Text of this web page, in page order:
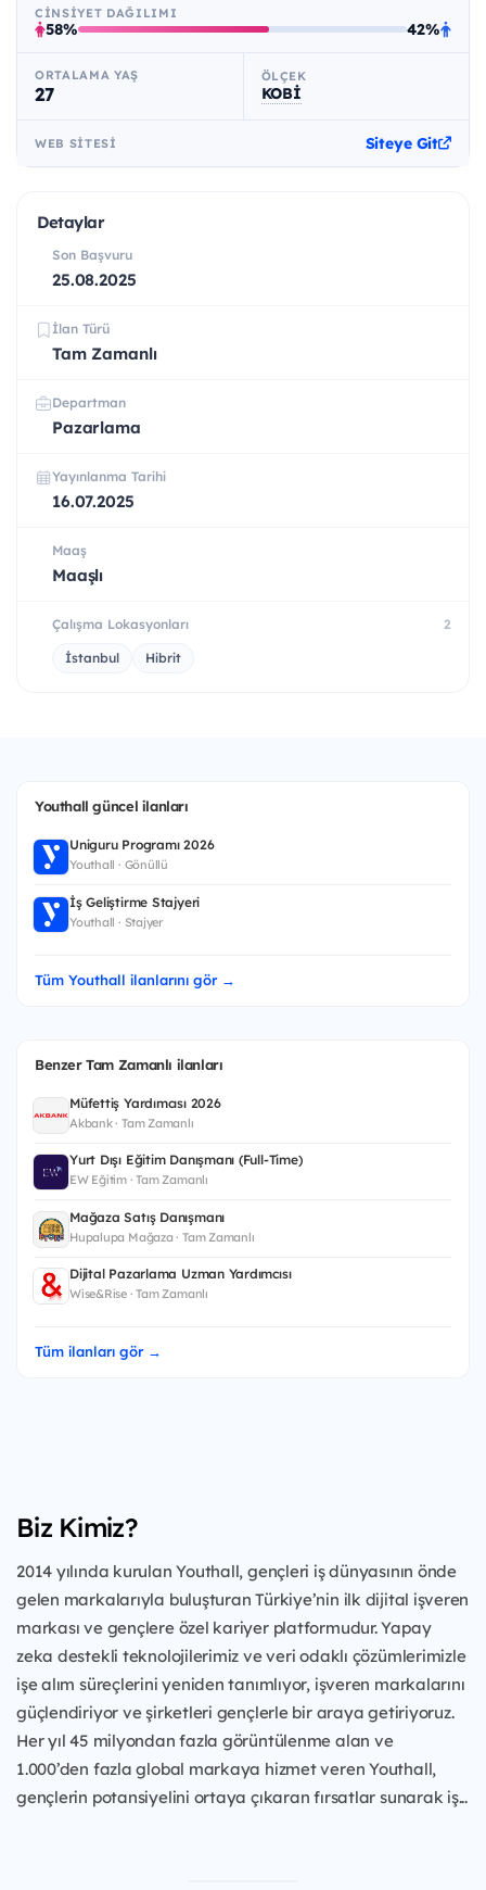
CINSIYET DAĞILIMI
58% 42%
ORTALAMA YAŞ
27
ÖLÇEK
KOBİ
WEB SITESI Siteye Git
Detaylar
Son Başvuru
25.08.2025
İlan Türü
Tam Zamanlı
Departman
Pazarlama
Yayınlanma Tarihi
16.07.2025
Maaş
Maaşlı
Çalışma Lokasyonları 2
İstanbul Hibrit
Youthall güncel ilanları
Uniguru Programı 2026
Youthall · Gönüllü
İş Geliştirme Stajyeri
Youthall · Stajyer
Tüm Youthall ilanlarını gör →
Benzer Tam Zamanlı ilanları
Müfettiş Yardımcısı 2026
Akbank · Tam Zamanlı
Yurt Dışı Eğitim Danışmanı (Full-Time)
EW Eğitim · Tam Zamanlı
Mağaza Satış Danışmanı
Hupalupa Mağaza · Tam Zamanlı
Dijital Pazarlama Uzman Yardımcısı
Wise&Rise · Tam Zamanlı
Tüm ilanları gör →
Biz Kimiz?
2014 yılında kurulan Youthall, gençleri iş dünyasının önde
gelen markalarıyla buluşturan Türkiye’nin ilk dijital işveren
markası ve gençlere özel kariyer platformudur. Yapay
zeka destekli teknolojilerimiz ve veri odaklı çözümlerimizle
işe alım süreçlerini yeniden tanımlıyor, işveren markalarını
güçlendiriyor ve şirketleri gençlerle bir araya getiriyoruz.
Her yıl 45 milyondan fazla görüntülenme alan ve
1.000’den fazla global markaya hizmet veren Youthall,
gençlerin potansiyelini ortaya çıkaran fırsatlar sunarak iş...